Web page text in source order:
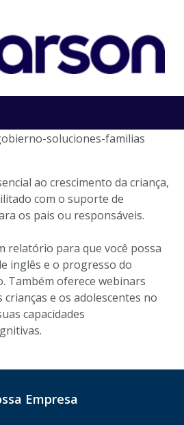
ao crescimento da criança,
com o suporte de
os pais ou responsáveis.
relatório para que você possa
inglês e o progresso do
Também oferece webinars
e os adolescentes no
capacidades
Empresa